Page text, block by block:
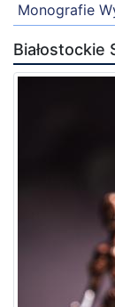
Monografie
Białostockie